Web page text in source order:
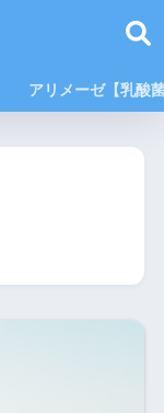
アリメーゼ【乳酸